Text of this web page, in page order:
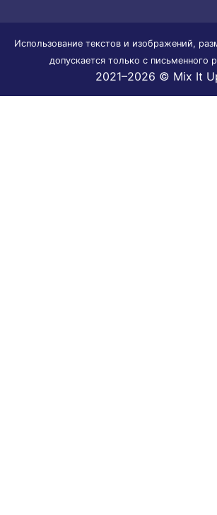
Использование текстов и изображений,
допускается только с письменного
2021–2026 © Mix It